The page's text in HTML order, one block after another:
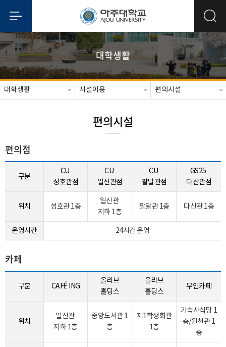
대학생활
대학생활 시설이용 편의시설
편의시설
편의점
구분
CU
성호관점
CU
일신관점
CU
팔달관점
GS25
다산관점
위치 성호관 1층
일신관
지하 1층
팔달관 1층 다산관 1층
운영시간 24시간 운영
카페
구분 CAFÉ ING
올리브
홀딩스
올리브
홀딩스
무인카페
위치
일신관
지하 1층
중앙도서관 1
층
제1학생회관
1층
기숙사식당 1
층/원천관 1
층